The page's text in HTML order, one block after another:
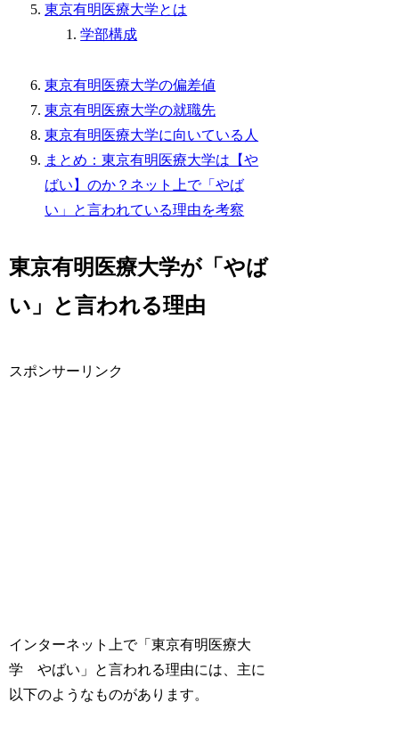
東京有明医療大学とは
学部構成
東京有明医療大学の偏差値
東京有明医療大学の就職先
東京有明医療大学に向いている人
まとめ：東京有明医療大学は【や
ばい】のか？ネット上で「やば
い」と言われている理由を考察
東京有明医療大学が「やば
い」と言われる理由
スポンサーリンク
インターネット上で「東京有明医療大
学 やばい」と言われる理由には、主に
以下のようなものがあります。